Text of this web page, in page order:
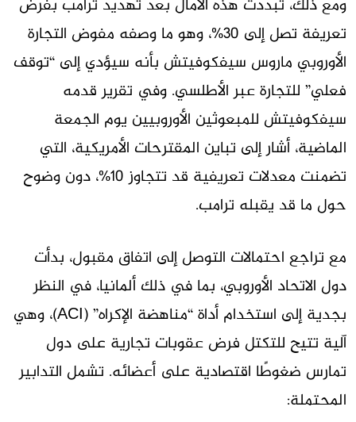
ومع ذلك، تبددت هذه الآمال بعد تهديد ترامب بفرض
تعريفة تصل إلى 30%، وهو ما وصفه مفوض التجارة
الأوروبي ماروس سيفكوفيتش بأنه سيؤدي إلى “توقف
فعلي” للتجارة عبر الأطلسي. وفي تقرير قدمه
سيفكوفيتش للمبعوثين الأوروبيين يوم الجمعة
الماضية، أشار إلى تباين المقترحات الأمريكية، التي
تضمنت معدلات تعريفية قد تتجاوز 10%، دون وضوح
حول ما قد يقبله ترامب.
مع تراجع احتمالات التوصل إلى اتفاق مقبول، بدأت
دول الاتحاد الأوروبي، بما في ذلك ألمانيا، في النظر
بجدية إلى استخدام أداة “مناهضة الإكراه” (ACI)، وهي
آلية تتيح للتكتل فرض عقوبات تجارية على دول
تمارس ضغوطًا اقتصادية على أعضائه. تشمل التدابير
المحتملة: